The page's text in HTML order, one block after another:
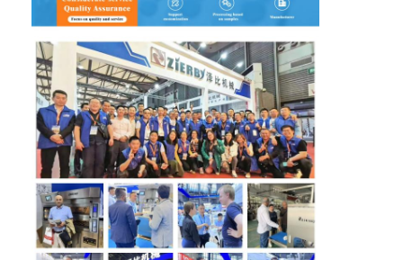
Gefrierschrank für Arbeitsplätze
Explosions-Kühler
Eismaschine
Bäckerei-Bildschrank